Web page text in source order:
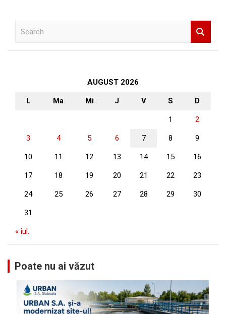
AUGUST 2026
L Ma Mi J V S D
1 2
3 4 5 6 7 8 9
10 11 12 13 14 15 16
17 18 19 20 21 22 23
24 25 26 27 28 29 30
31
« iul.
Poate nu ai văzut